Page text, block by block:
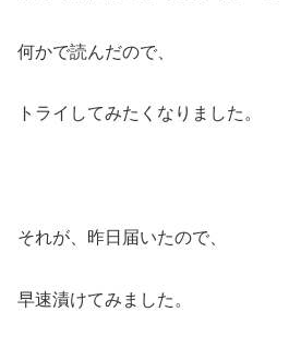
何かで読んだので、
トライしてみたくなりました。
それが、昨日届いたので、
早速漬けてみました。